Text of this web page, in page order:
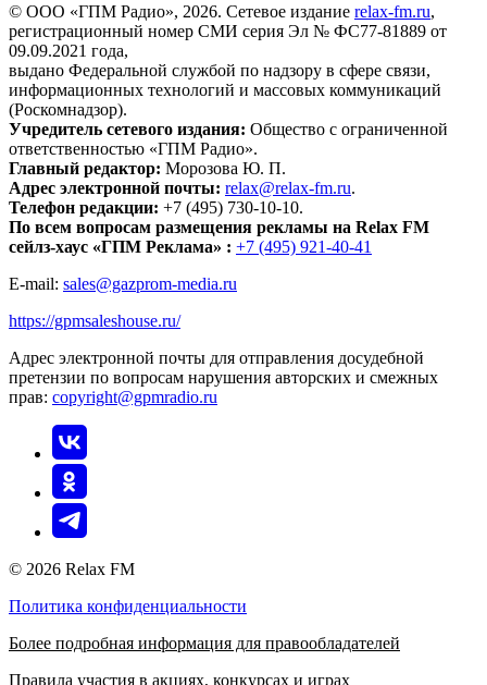
© ООО «ГПМ Радио», 2026. Сетевое издание relax-fm.ru,
регистрационный номер СМИ серия Эл № ФС77-81889 от
09.09.2021 года,
выдано Федеральной службой по надзору в сфере связи,
информационных технологий и массовых коммуникаций
(Роскомнадзор).
Учредитель сетевого издания: Общество с ограниченной
ответственностью «ГПМ Радио».
Главный редактор: Морозова Ю. П.
Адрес электронной почты: relax@relax-fm.ru.
Телефон редакции: +7 (495) 730-10-10.
По всем вопросам размещения рекламы на Relax FM
сейлз-хаус «ГПМ Реклама» : +7 (495) 921-40-41
E-mail: sales@gazprom-media.ru
https://gpmsaleshouse.ru/
Адрес электронной почты для отправления досудебной
претензии по вопросам нарушения авторских и смежных
прав: copyright@gpmradio.ru
© 2026 Relax FM
Политика конфиденциальности
Более подробная информация для правообладателей
Правила участия в акциях, конкурсах и играх